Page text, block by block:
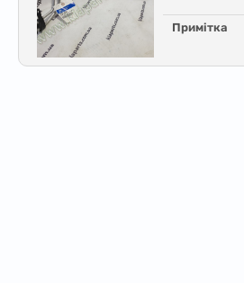
Примітка